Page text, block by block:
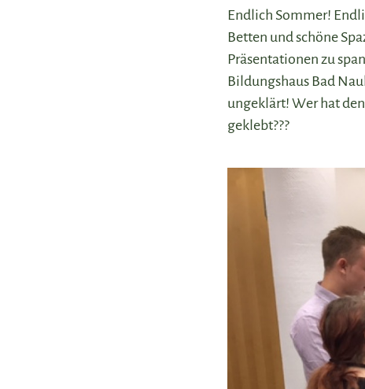
Endlich Sommer!
Betten und schöne
Präsentationen zu
Bildungshaus Bad
ungeklärt! Wer hat
geklebt???